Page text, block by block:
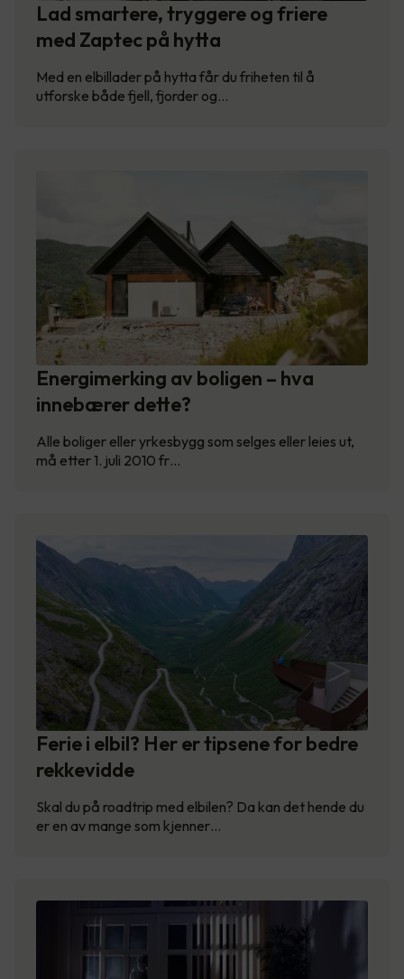
Lad smartere, tryggere og friere
med Zaptec på hytta
Med en elbillader på hytta får du friheten til å
utforske både fjell, fjorder og…
Energimerking av boligen – hva
innebærer dette?
Alle boliger eller yrkesbygg som selges eller leies ut,
må etter 1. juli 2010 fr…
Ferie i elbil? Her er tipsene for bedre
rekkevidde
Skal du på roadtrip med elbilen? Da kan det hende du
er en av mange som kjenner…